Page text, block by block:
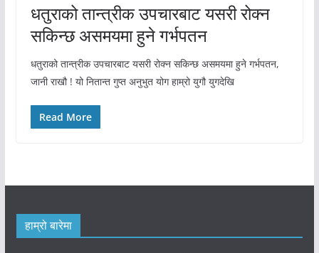
धतुराको तान्त्रीक उपचारबाट यसरी रोक्न
सकिन्छ असमयमा हुने गर्भपतन
धतुराको तान्त्रीक उपचारबाट यसरी रोक्न सकिन्छ असमयमा हुने गर्भपतन,
जानी राखौ ! यो नितान्त गुप्त अनुभुत योग हाम्रो युगौ युगदेखि
Read More
हाम्रो बारेमा